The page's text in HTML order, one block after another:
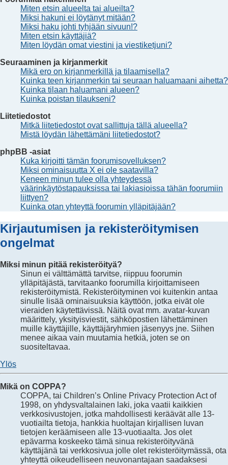
Miten etsin alueelta tai alueilta?
Miksi hakuni ei löytänyt mitään?
Miksi haku johti tyhjään sivuun!?
Miten etsin käyttäjiä?
Miten löydän omat viestini ja viestiketjuni?
Seuraaminen ja kirjanmerkit
Mikä ero on kirjanmerkillä ja tilaamisella?
Kuinka teen kirjanmerkin tai seuraan haluamaani aihetta?
Kuinka tilaan haluamani alueen?
Kuinka poistan tilaukseni?
Liitetiedostot
Mitkä liitetiedostot ovat sallittuja tällä alueella?
Mistä löydän lähettämäni liitetiedostot?
phpBB -asiat
Kuka kirjoitti tämän foorumisovelluksen?
Miksi ominaisuutta X ei ole saatavilla?
Keneen minun tulee olla yhteydessä
väärinkäytöstapauksissa tai lakiasioissa tähän foorumiin
liittyen?
Kuinka otan yhteyttä foorumin ylläpitäjään?
Kirjautumisen ja rekisteröitymisen
ongelmat
Miksi minun pitää rekisteröityä?
Sinun ei välttämättä tarvitse, riippuu foorumin
ylläpitäjästä, tarvitaanko foorumilla kirjoittamiseen
rekisteröitymistä. Rekisteröityminen voi kuitenkin antaa
sinulle lisää ominaisuuksia käyttöön, jotka eivät ole
vieraiden käytettävissä. Näitä ovat mm. avatar-kuvan
määrittely, yksityisviestit, sähköpostien lähettäminen
muille käyttäjille, käyttäjäryhmien jäsenyys jne. Siihen
menee aikaa vain muutamia hetkiä, joten se on
suositeltavaa.
Ylös
Mikä on COPPA?
COPPA, tai Children’s Online Privacy Protection Act of
1998, on yhdysvaltalainen laki, joka vaatii kaikkien
verkkosivustojen, jotka mahdollisesti keräävät alle 13-
vuotiailta tietoja, hankkia huoltajan kirjallisen luvan
tietojen keräämiseen alle 13-vuotiaalta. Jos olet
epävarma koskeeko tämä sinua rekisteröityvänä
käyttäjänä tai verkkosivua jolle olet rekisteröitymässä, ota
yhteyttä oikeudelliseen neuvonantajaan saadaksesi